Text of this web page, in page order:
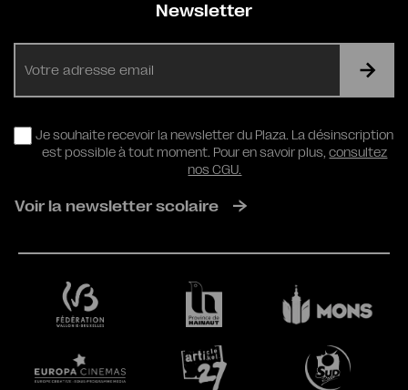
Newsletter
RGPD
Je souhaite recevoir la newsletter du Plaza. La désinscription
est possible à tout moment. Pour en savoir plus,consultez
nos CGU.
Voir la newsletter scolaire